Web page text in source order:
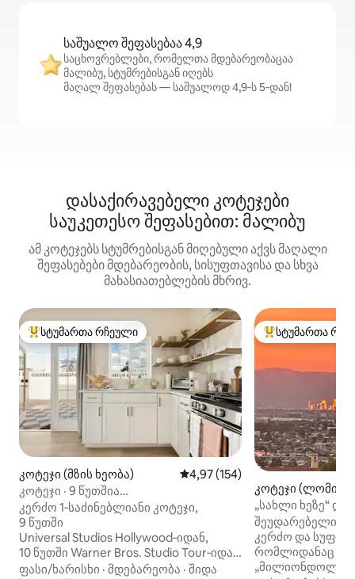
საშუალო შეფასებაა 4,9
საცხოვრებლები, რომელთა მდებარეობაცაა
მალიბუ, სტუმრებისგან იღებს
მაღალ შეფასებას — საშუალოდ 4,9‑ს 5‑დან!
დასაქირავებელი კოტეჯები
საუკეთესო შეფასებით: მალიბუ
ამ კოტეჯებს სტუმრებისგან მიღებული აქვს მაღალი
შეფასებები მდებარეობის, სისუფთავისა და სხვა
მახასიათებლების მხრივ.
სტუმართა რჩეული მოწინავე ვარიანტი
სტუმართა რჩეული
კოტეჯი (მზის ხეობა) საშუალო შეფასებაა 5‑დან
4,97 (154)
კოტეჯი · 9 წუთშია
Universal Studios‑ამდე · უფასო
პარკირება
კერძო 1‑საძინებლიანი კოტეჯი,
9 წუთში
Universal Studios Hollywood‑იდან,
10 წუთში Warner Bros. Studio Tour‑იდან
და ბერბანკის აეროპორტიდან (BUR).
ფასი/ხარისხი · მდებარეობა · შიდა
სტუმართა
სტუმართა
კოტეჯი
„სახლი ხეზე“
მთის ხედები!
შეუდარებელი
კერძო და სუფთა
რომლიდანაც